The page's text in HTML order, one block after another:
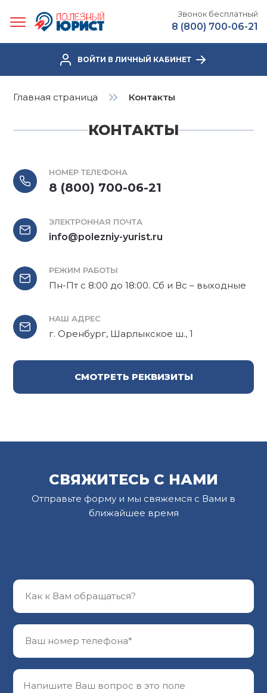
Звонок бесплатный
8 (800) 700-06-21
ВОЙТИ В ЛИЧНЫЙ КАБИНЕТ
Главная страница Контакты
КОНТАКТЫ
НОМЕР ТЕЛЕФОНА
8 (800) 700-06-21
ЭЛЕКТРОННАЯ ПОЧТА
info@polezniy-yurist.ru
РЕЖИМ РАБОТЫ
Пн-Пт с 8:00 до 18:00. Сб и Вс – выходные
НАШ АДРЕС
г. Оренбург, Шарлыкское ш., 1
СМОТРЕТЬ РЕКВИЗИТЫ
СВЯЖИТЕСЬ С НАМИ
Отправьте форму и мы свяжемся с Вами в
ближайшее время